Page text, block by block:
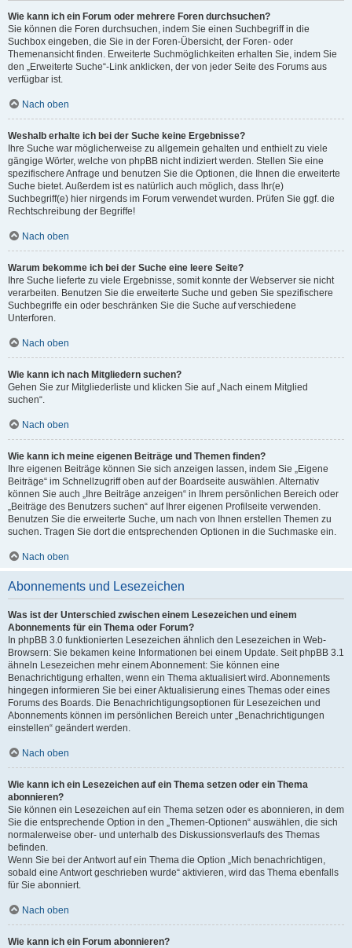
Wie kann ich ein Forum oder mehrere Foren durchsuchen?
Sie können die Foren durchsuchen, indem Sie einen Suchbegriff in die
Suchbox eingeben, die Sie in der Foren-Übersicht, der Foren- oder
Themenansicht finden. Erweiterte Suchmöglichkeiten erhalten Sie, indem Sie
den „Erweiterte Suche“-Link anklicken, der von jeder Seite des Forums aus
verfügbar ist.
Nach oben
Weshalb erhalte ich bei der Suche keine Ergebnisse?
Ihre Suche war möglicherweise zu allgemein gehalten und enthielt zu viele
gängige Wörter, welche von phpBB nicht indiziert werden. Stellen Sie eine
spezifischere Anfrage und benutzen Sie die Optionen, die Ihnen die erweiterte
Suche bietet. Außerdem ist es natürlich auch möglich, dass Ihr(e)
Suchbegriff(e) hier nirgends im Forum verwendet wurden. Prüfen Sie ggf. die
Rechtschreibung der Begriffe!
Nach oben
Warum bekomme ich bei der Suche eine leere Seite?
Ihre Suche lieferte zu viele Ergebnisse, somit konnte der Webserver sie nicht
verarbeiten. Benutzen Sie die erweiterte Suche und geben Sie spezifischere
Suchbegriffe ein oder beschränken Sie die Suche auf verschiedene
Unterforen.
Nach oben
Wie kann ich nach Mitgliedern suchen?
Gehen Sie zur Mitgliederliste und klicken Sie auf „Nach einem Mitglied
suchen“.
Nach oben
Wie kann ich meine eigenen Beiträge und Themen finden?
Ihre eigenen Beiträge können Sie sich anzeigen lassen, indem Sie „Eigene
Beiträge“ im Schnellzugriff oben auf der Boardseite auswählen. Alternativ
können Sie auch „Ihre Beiträge anzeigen“ in Ihrem persönlichen Bereich oder
„Beiträge des Benutzers suchen“ auf Ihrer eigenen Profilseite verwenden.
Benutzen Sie die erweiterte Suche, um nach von Ihnen erstellen Themen zu
suchen. Tragen Sie dort die entsprechenden Optionen in die Suchmaske ein.
Nach oben
Abonnements und Lesezeichen
Was ist der Unterschied zwischen einem Lesezeichen und einem
Abonnements für ein Thema oder Forum?
In phpBB 3.0 funktionierten Lesezeichen ähnlich den Lesezeichen in Web-
Browsern: Sie bekamen keine Informationen bei einem Update. Seit phpBB 3.1
ähneln Lesezeichen mehr einem Abonnement: Sie können eine
Benachrichtigung erhalten, wenn ein Thema aktualisiert wird. Abonnements
hingegen informieren Sie bei einer Aktualisierung eines Themas oder eines
Forums des Boards. Die Benachrichtigungsoptionen für Lesezeichen und
Abonnements können im persönlichen Bereich unter „Benachrichtigungen
einstellen“ geändert werden.
Nach oben
Wie kann ich ein Lesezeichen auf ein Thema setzen oder ein Thema
abonnieren?
Sie können ein Lesezeichen auf ein Thema setzen oder es abonnieren, in dem
Sie die entsprechende Option in den „Themen-Optionen“ auswählen, die sich
normalerweise ober- und unterhalb des Diskussionsverlaufs des Themas
befinden.
Wenn Sie bei der Antwort auf ein Thema die Option „Mich benachrichtigen,
sobald eine Antwort geschrieben wurde“ aktivieren, wird das Thema ebenfalls
für Sie abonniert.
Nach oben
Wie kann ich ein Forum abonnieren?